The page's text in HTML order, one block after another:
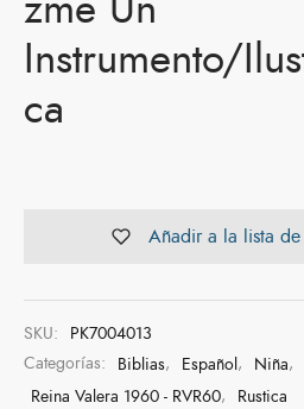
Instrumento/
ca
Añadir a la lista
SKU: PK7004013
Categorías: Biblias, Español, Niña,
Reina Valera 1960 - RVR60, Rustica